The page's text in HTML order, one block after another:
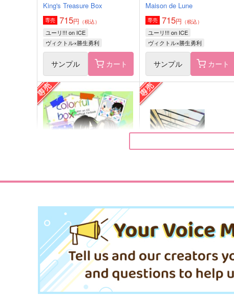
ぼくの推しは世界一
マッカチンとゆうえんち
King's Treasure Box
専売 715円 （税込）
ユーリ!!! on ICE
ヴィクトル×勝生勇利
サンプル カート
Maison de Lune
専売 715円 （税込）
ユーリ!!! on ICE
ヴィクトル×勝生勇利
サンプル カート
colorful box
わた
専売 787 円（税込）
ユーリ!!! on ICE
ヴィクトル×勝生勇利
one day,
専売 865円（税込）
ユーリ!!! on ICE
ヴィクトル×勝生勇利